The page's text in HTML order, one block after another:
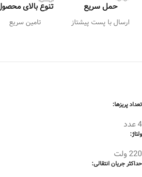
حمل سریع
ارسال با پست پیشتاز
تنوع بالای
تامین سریع
تعداد پریزها:
4 عدد
ولتاژ:
220 ولت
حداکثر جریان انتقالی: